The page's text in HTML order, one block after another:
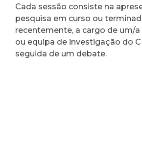
Cada sessão consiste na
pesquisa em curso ou
recentemente, a cargo de um/
ou equipa de investigação do
seguida de um debate.